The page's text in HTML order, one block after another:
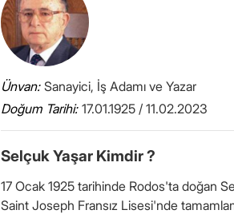
Ünvan: Sanayici, İş Adamı ve Yazar
Doğum Tarihi: 17.01.1925 / 11.02.2023
Selçuk Yaşar Kimdir ?
17 Ocak 1925 tarihinde Rodos'ta doğan
Saint Joseph Fransız Lisesi'nde